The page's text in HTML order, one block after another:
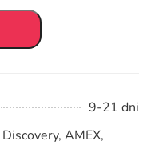
9-21 dni
AMEX,